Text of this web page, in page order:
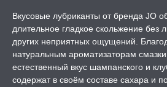
КАРТА
Вкусовые лубриканты от бренда JO
длительное гладкое скольжение без
других неприятных ощущений.
натуральным ароматизаторам
естественный вкус шампанского и
содержат в своём составе сахара и